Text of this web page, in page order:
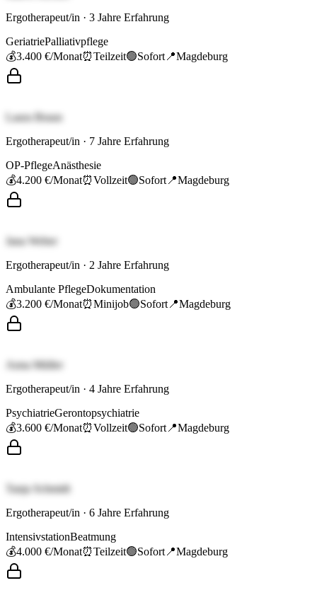
Ergotherapeut/in · 3 Jahre Erfahrung
GeriatriePalliativpflege
💰3.400 €/Monat⏰Teilzeit🟢Sofort 📍Magdeburg
Laura Braun
Ergotherapeut/in · 7 Jahre Erfahrung
OP-PflegeAnästhesie
💰4.200 €/Monat⏰Vollzeit🟢Sofort 📍Magdeburg
Jana Weber
Ergotherapeut/in · 2 Jahre Erfahrung
Ambulante PflegeDokumentation
💰3.200 €/Monat⏰Minijob🟢Sofort 📍Magdeburg
Anna Müller
Ergotherapeut/in · 4 Jahre Erfahrung
PsychiatrieGerontopsychiatrie
💰3.600 €/Monat⏰Vollzeit🟢Sofort 📍Magdeburg
Tanja Schmidt
Ergotherapeut/in · 6 Jahre Erfahrung
IntensivstationBeatmung
💰4.000 €/Monat⏰Teilzeit🟢Sofort 📍Magdeburg